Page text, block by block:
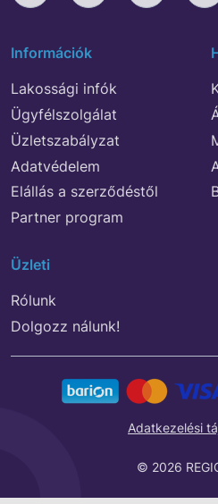
Információk
Lakossági infók
Ügyfélszolgálat
Üzletszabályzat
Adatvédelem
Elállás a szerződéstől
Partner program
Üzleti
Rólunk
Dolgozz nálunk!
© 2026
Adatkezelési